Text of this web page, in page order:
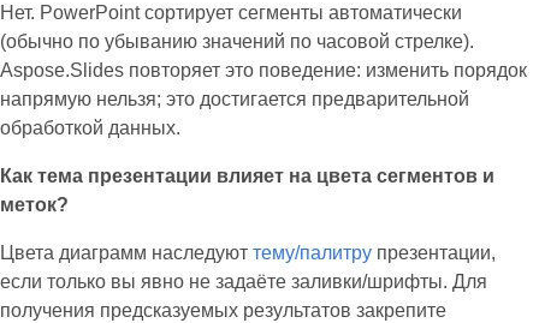
Нет. PowerPoint сортирует сегменты автоматически
(обычно по убыванию значений по часовой стрелке).
Aspose.Slides повторяет это поведение: изменить порядок
напрямую нельзя; это достигается предварительной
обработкой данных.
Как тема презентации влияет на цвета сегментов и
меток?
Цвета диаграмм наследуют тему/палитру презентации,
если только вы явно не задаёте заливки/шрифты. Для
получения предсказуемых результатов закрепите